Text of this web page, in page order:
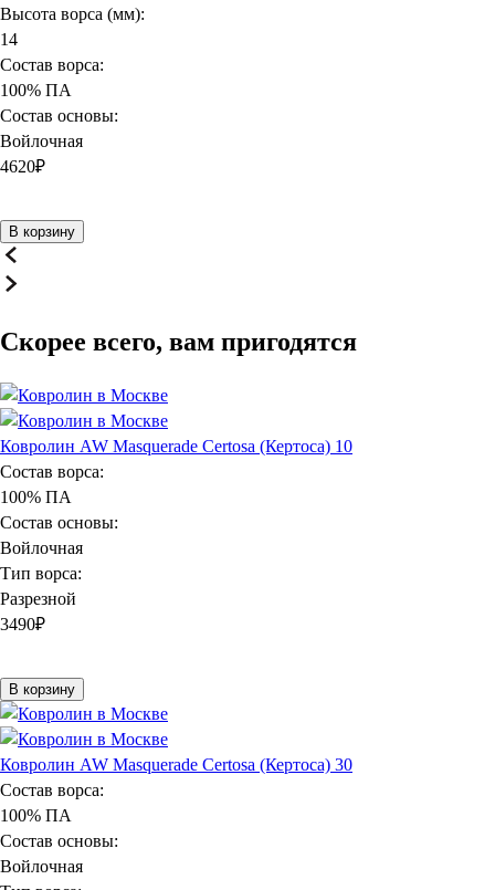
Высота ворса (мм):
14
Состав ворса:
100% ПА
Состав основы:
Войлочная
4620₽
В корзину
Скорее всего, вам пригодятся
Ковролин AW Masquerade Certosa (Кертоса) 10
Состав ворса:
100% ПА
Состав основы:
Войлочная
Тип ворса:
Разрезной
3490₽
В корзину
Ковролин AW Masquerade Certosa (Кертоса) 30
Состав ворса:
100% ПА
Состав основы:
Войлочная